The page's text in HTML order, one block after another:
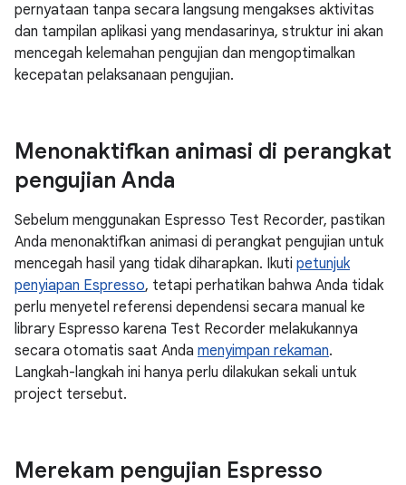
pernyataan tanpa secara langsung mengakses aktivitas
dan tampilan aplikasi yang mendasarinya, struktur ini akan
mencegah kelemahan pengujian dan mengoptimalkan
kecepatan pelaksanaan pengujian.
Menonaktifkan animasi di perangkat
pengujian Anda
Sebelum menggunakan Espresso Test Recorder, pastikan
Anda menonaktifkan animasi di perangkat pengujian untuk
mencegah hasil yang tidak diharapkan. Ikuti petunjuk
penyiapan Espresso, tetapi perhatikan bahwa Anda tidak
perlu menyetel referensi dependensi secara manual ke
library Espresso karena Test Recorder melakukannya
secara otomatis saat Anda menyimpan rekaman.
Langkah-langkah ini hanya perlu dilakukan sekali untuk
project tersebut.
Merekam pengujian Espresso